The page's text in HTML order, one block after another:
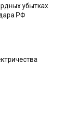
убытках
РФ